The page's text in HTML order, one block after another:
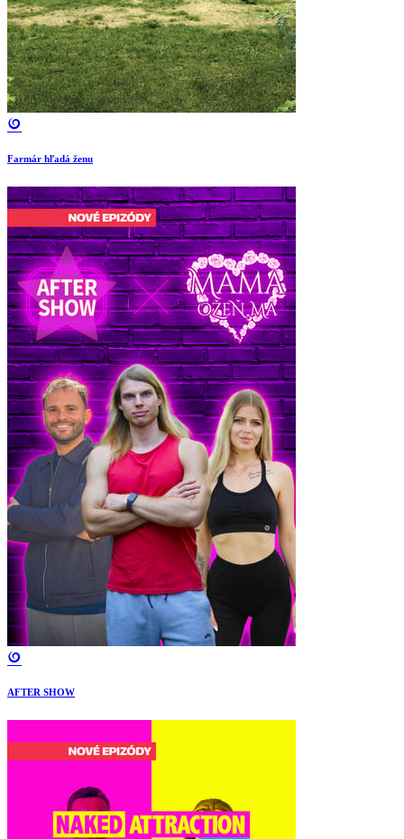
Farmár hľadá ženu
AFTER SHOW